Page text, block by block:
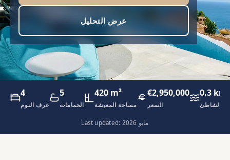
عرض التحليل
4
غرف النوم
5
الحمامات
420 m²
مساحة المعيشة
€2,950,000
السعر
0.3 km
الشاطئ
Last updated: مايو 2026